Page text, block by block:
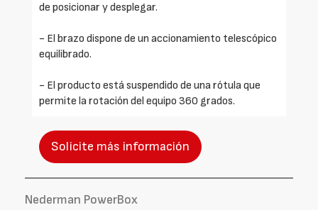
de posicionar y desplegar.
- El brazo dispone de un accionamiento telescópico
equilibrado.
- El producto está suspendido de una rótula que
permite la rotación del equipo 360 grados.
Solicite más información
Nederman PowerBox